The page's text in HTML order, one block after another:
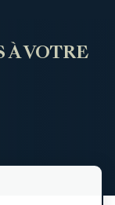
À VOTRE